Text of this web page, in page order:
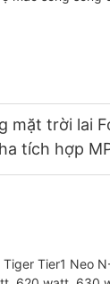
mặt trời lai
tích hợp
cho hệ